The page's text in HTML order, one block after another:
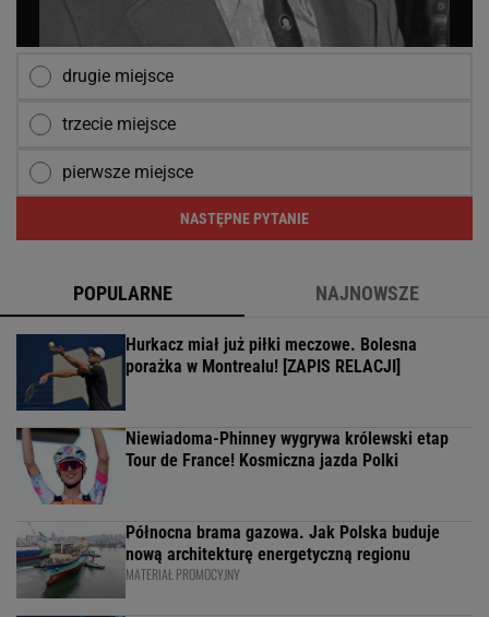
drugie miejsce
trzecie miejsce
pierwsze miejsce
NASTĘPNE PYTANIE
POPULARNE NAJNOWSZE
Hurkacz miał już piłki meczowe. Bolesna
porażka w Montrealu! [ZAPIS RELACJI]
Niewiadoma-Phinney wygrywa królewski etap
Tour de France! Kosmiczna jazda Polki
Północna brama gazowa. Jak Polska buduje
nową architekturę energetyczną regionu
MATERIAŁ PROMOCYJNY